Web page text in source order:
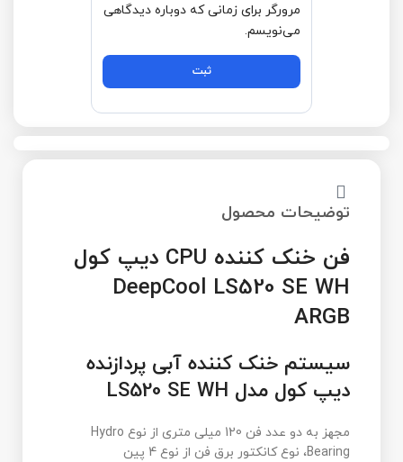
مرورگر برای زمانی که دوباره دیدگاهی
می‌نویسم.
توضیحات محصول
فن خنک کننده CPU دیپ کول
DeepCool LS520 SE WH
ARGB
سیستم خنک کننده آبی پردازنده
دیپ کول مدل LS520 SE WH
مجهز به دو عدد فن 120 میلی متری از نوع Hydro
Bearing، نوع کانکتور برق فن از نوع 4 پین